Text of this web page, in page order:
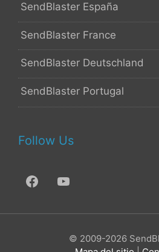
SendBlaster España
SendBlaster France
SendBlaster Deutschland
SendBlaster Portugal
Follow Us
© 2009-2026